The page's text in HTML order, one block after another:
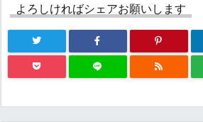
よろしければシェアお願いします